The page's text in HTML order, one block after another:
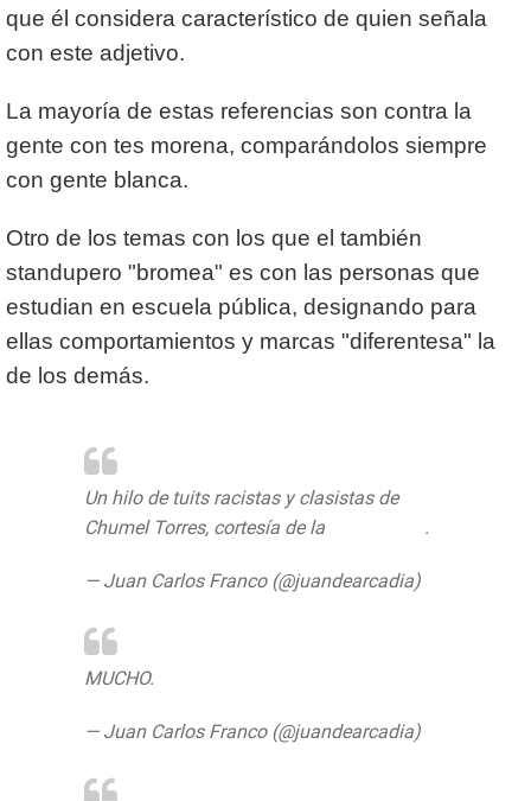
que él considera característico de quien señala
con este adjetivo.
La mayoría de estas referencias son contra la
gente con tes morena, comparándolos siempre
con gente blanca.
Otro de los temas con los que el también
standupero "bromea" es con las personas que
estudian en escuela pública, designando para
ellas comportamientos y marcas "diferentesa" la
de los demás.
Un hilo de tuits racistas y clasistas de
Chumel Torres, cortesía de la
.
— Juan Carlos Franco (@juandearcadia)
MUCHO.
— Juan Carlos Franco (@juandearcadia)